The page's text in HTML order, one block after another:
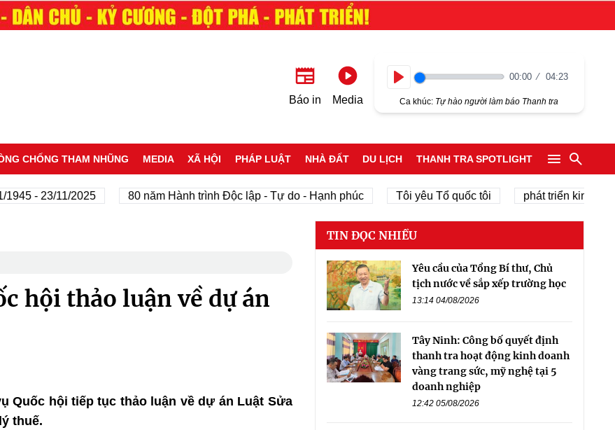
Báo in Media
00:00 04:23
Ca khúc: Tự hào người làm báo Thanh tra
CHỐNG THAM NHŨNG MEDIA XÃ HỘI PHÁP LUẬT NHÀ ĐẤT DU LỊCH THANH TRA SPOTLIGHT
- 23/11/2025 80 năm Hành trình Độc lập - Tự do - Hạnh phúc Tôi yêu Tổ quốc tôi phát triển kinh tế tư
hội thảo luận về dự án
Quốc hội tiếp tục thảo luận về dự án Luật Sửa
thuế.
TIN ĐỌC NHIỀU
Yêu cầu của Tổng Bí thư, Chủ
tịch nước về sắp xếp trường học
13:14 04/08/2026
Tây Ninh: Công bố quyết định
thanh tra hoạt động kinh doanh
vàng trang sức, mỹ nghệ tại 5
doanh nghiệp
12:42 05/08/2026